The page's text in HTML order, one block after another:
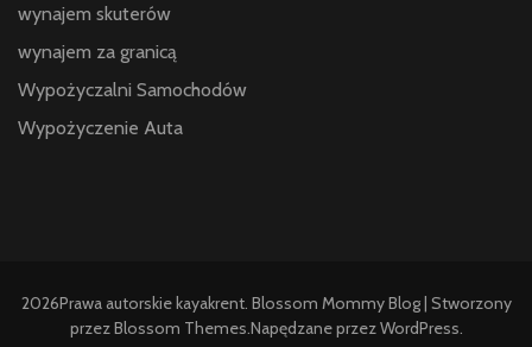
wynajem skuterów
wynajem za granicą
Wypożyczalni Samochodów
Wypożyczenie Auta
2026Prawa autorskiekayakrent. Blossom Mommy Blog | Stworzony
przezBlossom Themes.Napędzane przezWordPress.